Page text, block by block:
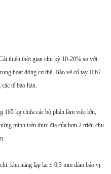
thiện thời gian chu kỳ 10-20% so với
hoạt động cơ thể. Bảo vệ cổ tay IP67
tế bào hàn.
kg chứa các bộ phận làm việc lớn,
minh trên thực địa của hơn 2 triệu chu
khả năng lặp lại ± 0,3 mm đảm bảo vị